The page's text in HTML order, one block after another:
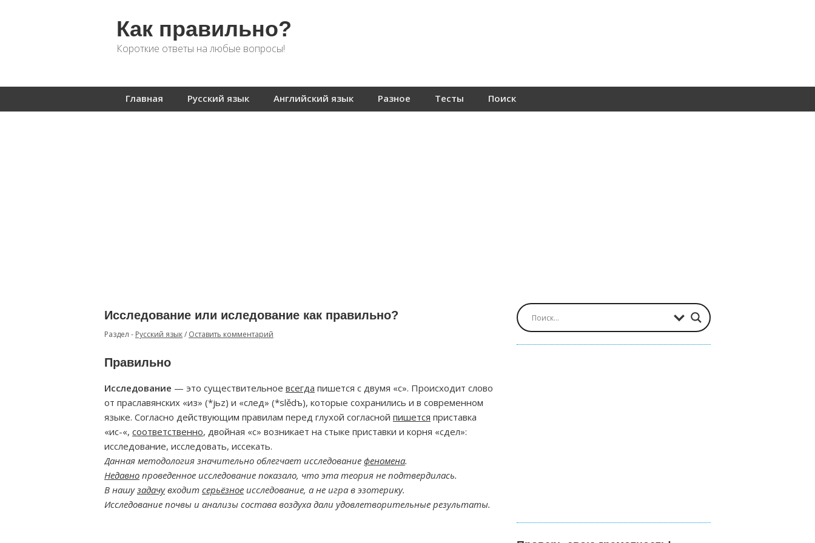
Как правильно?
Короткие ответы на любые вопросы!
Главная Русский язык Английский язык Разное Тесты Поиск
Исследование или иследование как правильно?
Раздел - Русский язык/ Оставить комментарий
Правильно
Исследование — это существительное всегда пишется с двумя «с». Происходит слово
от праславянских «из» (*jьz) и «след» (*slědъ), которые сохранились и в современном
языке. Согласно действующим правилам перед глухой согласной пишется приставка
«ис-«, соответственно, двойная «с» возникает на стыке приставки и корня «сдел»:
исследование, исследовать, иссекать.
Данная методология значительно облегчает исследование феномена.
Недавно проведенное исследование показало, что эта теория не подтвердилась.
В нашузадачувходит серьёзное исследование, а не игра в эзотерику.
Исследование почвы и анализы состава воздуха дали удовлетворительные результаты.